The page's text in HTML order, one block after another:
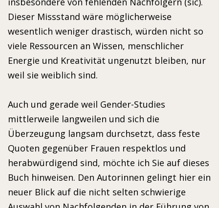
Dieser Missstand wäre möglicherweise
wesentlich weniger drastisch, würden nicht so
viele Ressourcen an Wissen, menschlicher
Energie und Kreativität ungenutzt bleiben, nur
weil sie weiblich sind.
Auch und gerade weil Gender-Studies
mittlerweile langweilen und sich die
Überzeugung langsam durchsetzt, dass feste
Quoten gegenüber Frauen respektlos und
herabwürdigend sind, möchte ich Sie auf dieses
Buch hinweisen. Den Autorinnen gelingt hier ein
neuer Blick auf die nicht selten schwierige